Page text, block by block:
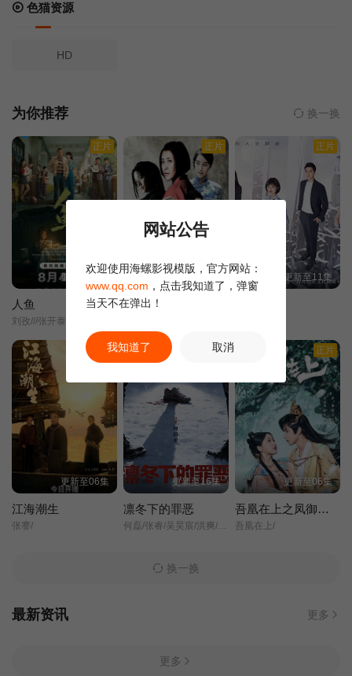
色猫资源
HD
为你推荐 换一换
正片
更新至06集
人鱼
正片
更新至16集
地道女英雄
正片
更新至11集
正片
更新至06集
江海潮生
张謇/
正片
更新至16集
凛冬下的罪恶
何磊/张睿/吴昊宸/洪爽/王大奇/嘉泽/孙之鸿/肖涵/左腾云/刘伟峰/王心嫚/窦新豪/苏宥辰/李繁/刘亭希/刘朔豪/洪冰瑶/刘佳萌/李蒲赫/徐章/
正片
更新至06集
吾凰在上之凤御四方
吾凰在上/
换一换
最新资讯 更多
更多
网站公告
欢迎使用海螺影视模版，官方网站：
www.qq.com ，点击我知道了，弹窗
当天不在弹出！
我知道了 取消